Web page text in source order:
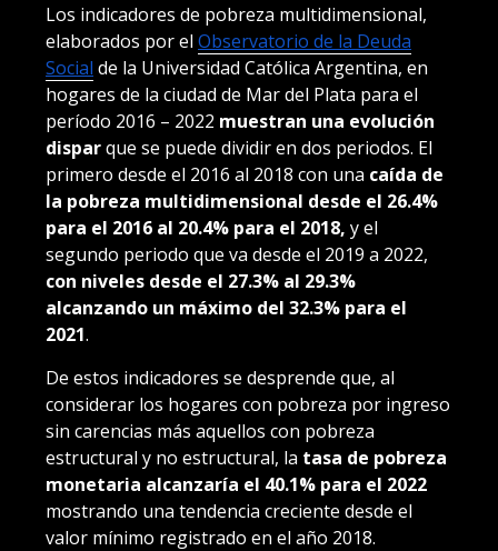
Los indicadores de pobreza multidimensional,
elaborados por el Observatorio de la Deuda
Social de la Universidad Católica Argentina, en
hogares de la ciudad de Mar del Plata para el
período 2016 – 2022 muestran una evolución
disparque se puede dividir en dos periodos. El
primero desde el 2016 al 2018 con una caída de
la pobreza multidimensional desde el 26.4%
para el 2016 al 20.4% para el 2018, y el
segundo periodo que va desde el 2019 a 2022,
con niveles desde el 27.3% al 29.3%
alcanzando un máximo del 32.3% para el
2021.
De estos indicadores se desprende que, al
considerar los hogares con pobreza por ingreso
sin carencias más aquellos con pobreza
estructural y no estructural, la tasa de pobreza
monetaria alcanzaría el 40.1% para el 2022
mostrando una tendencia creciente desde el
valor mínimo registrado en el año 2018.